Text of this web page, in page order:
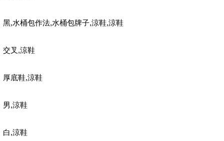
黑,水桶包作法,水桶包牌子,涼鞋,涼鞋
交叉 ,涼鞋
厚底鞋,涼鞋
男,涼鞋
白,涼鞋